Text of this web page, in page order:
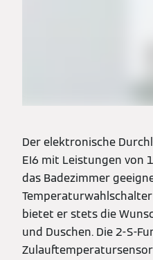
Der elektronische
EI6 mit Leistungen von
das Badezimmer
bietet er stets die
und Duschen. Die 2-S-